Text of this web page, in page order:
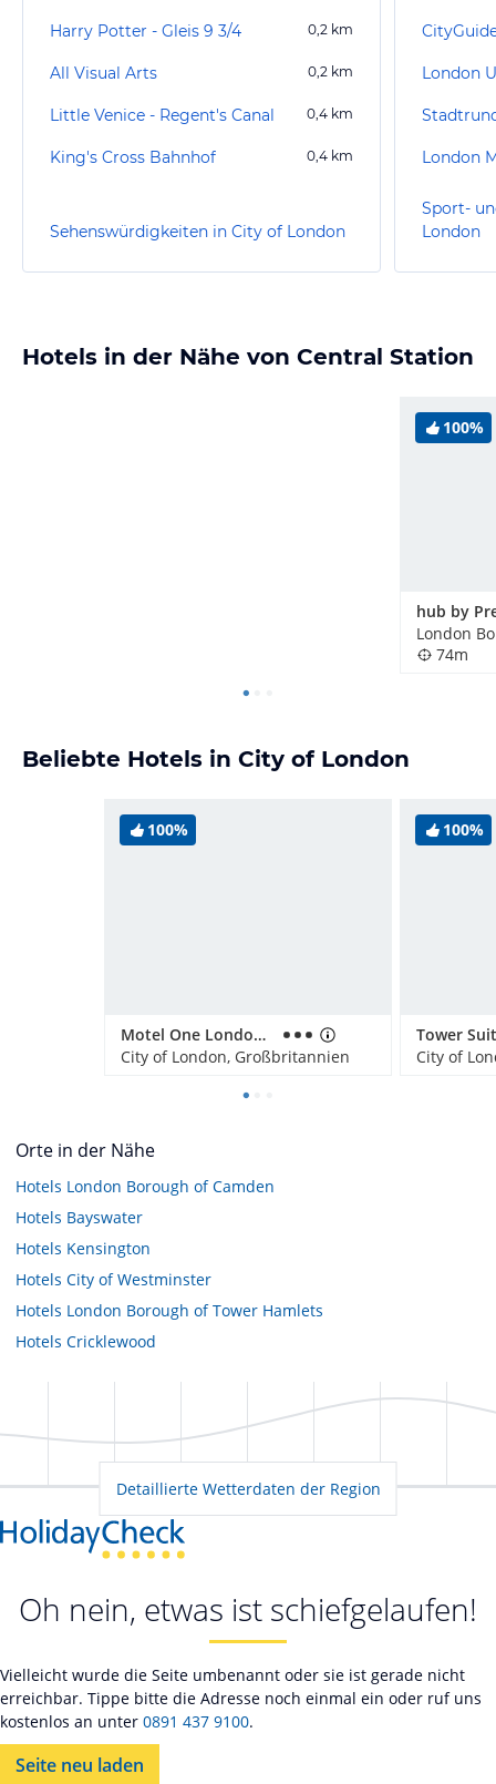
Harry Potter - Gleis 9 3/4 0,2 km
All Visual Arts 0,2 km
Little Venice - Regent's Canal 0,4 km
King's Cross Bahnhof 0,4 km
Sehenswürdigkeiten in City of London
London
London
Sport-
London
Hotels in der Nähe von Central Station
100%
74m
Beliebte Hotels in City of London
100%
Motel One London-Tower Hill
City of London, Großbritannien
100%
City of
Orte in der Nähe
Hotels London Borough of Camden
Hotels Bayswater
Hotels Kensington
Hotels City of Westminster
Hotels London Borough of Tower Hamlets
Hotels Cricklewood
Detaillierte Wetterdaten der Region
Oh nein, etwas ist schiefgelaufen!
Vielleicht wurde die Seite umbenannt oder sie ist gerade nicht
erreichbar. Tippe bitte die Adresse noch einmal ein oder ruf uns
kostenlos an unter 0891 437 9100.
Seite neu laden